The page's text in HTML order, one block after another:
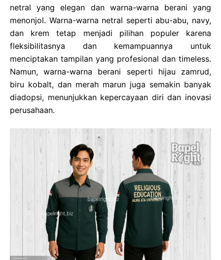
netral yang elegan dan warna-warna berani yang
menonjol. Warna-warna netral seperti abu-abu, navy,
dan krem tetap menjadi pilihan populer karena
fleksibilitasnya dan kemampuannya untuk
menciptakan tampilan yang profesional dan timeless.
Namun, warna-warna berani seperti hijau zamrud,
biru kobalt, dan merah marun juga semakin banyak
diadopsi, menunjukkan kepercayaan diri dan inovasi
perusahaan.